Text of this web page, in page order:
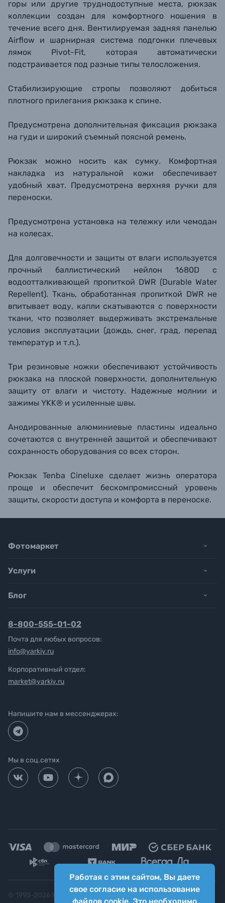
горы или другие труднодоступные места, рюкзак
коллекции создан для комфортного ношения в
течение всего дня. Вентилируемая задняя панелью
Airflow и шарнирная система подгонки плечевых
лямок Pivot-Fit, которая автоматически
подстраивается под разные типы телосложения.
Стабилизирующие стропы позволяют добиться
плотного прилегания рюкзака к спине.
Предусмотрена дополнительная фиксация рюкзака
на гуди и широкий съемный поясной ремень.
Рюкзак можно носить как сумку. Комфортная
накладка из натуральной кожи обеспечивает
удобный хват. Предусмотрена верхняя ручки для
переноски.
Предусмотрена установка на тележку или чемодан
на колесах.
Для долговечности и защиты от влаги используется
прочный баллистический нейлон 1680D с
водоотталкивающей пропиткой DWR (Durable Water
Repellent). Ткань, обработанная пропиткой DWR не
впитывает воду, капли скатываются с поверхности
ткани, что позволяет выдерживать экстремальные
условия эксплуатации (дождь, снег, град, перепад
температур и т.п.).
Три резиновые ножки обеспечивают устойчивость
рюкзака на плоской поверхности, дополнительную
защиту от влаги и чистоту. Надежные молнии и
зажимы YKK® и усиленные швы.
Анодированные алюминиевые пластины идеально
сочетаются с внутренней защитой и обеспечивают
сохранность оборудования со всех сторон.
Рюкзак Tenba Cineluxe сделает жизнь оператора
проще и обеспечит бескомпромиссный уровень
защиты, скорости доступа и комфорта в переноске.
Работая с этим сайтом, Вы даете
свое согласие на использование
Фотомаркет
Услуги
Блог
8-800-555-01-02
Почта для любых вопросов:
info@yarkiy.ru
Корпоративный отдел:
market@yarkiy.ru
Напишите нам в мессенджерах:
Мы в соц.сетях
Яркий фотомаркет ("Яркий Мир")